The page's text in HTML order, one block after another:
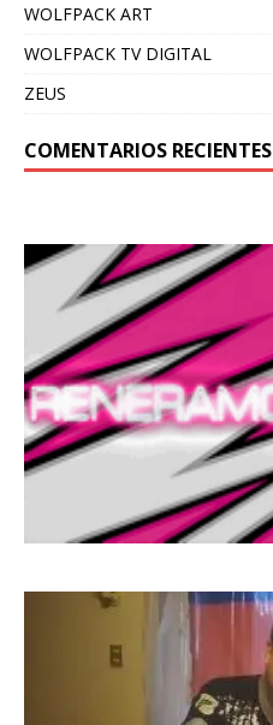
WOLFPACK ART
WOLFPACK TV DIGITAL
ZEUS
COMENTARIOS RECIENTES